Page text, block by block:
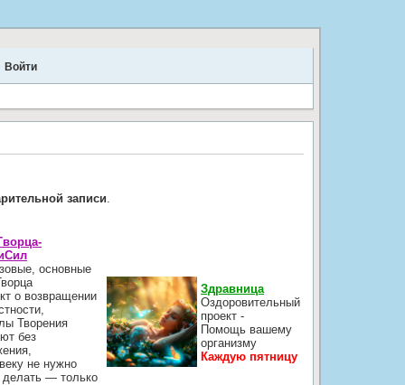
Войти
записи
основные
о возвращении
Творения
без
не нужно
делать — только
Здравница
Оздоровительный
проект -
Помощь вашему
организму
Каждую пятницу